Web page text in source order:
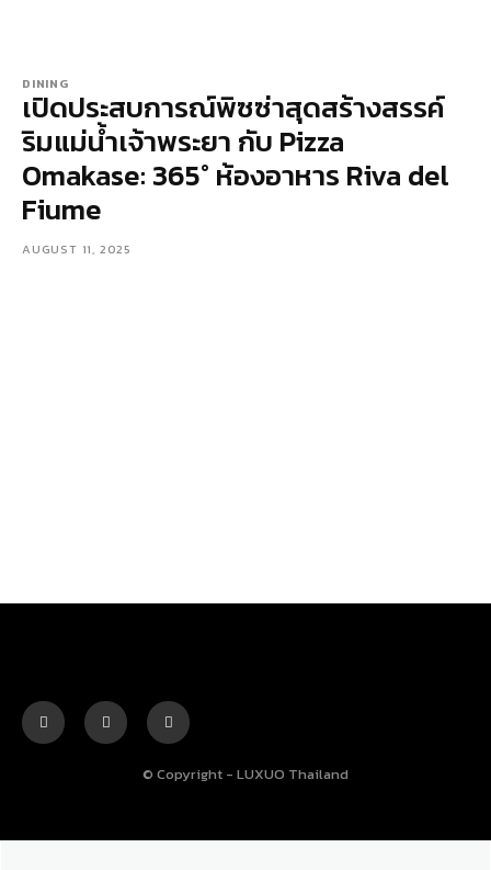
DINING
เปิดประสบการณ์พิซซ่าสุดสร้างสรรค์
ริมแม่น้ำเจ้าพระยา กับ Pizza
Omakase: 365° ห้องอาหาร Riva del
Fiume
AUGUST 11, 2025
© Copyright - LUXUO Thailand